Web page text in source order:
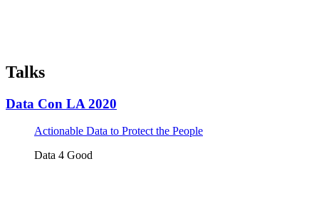
Talks
Data Con LA 2020
Actionable Data to Protect the People
Data 4 Good